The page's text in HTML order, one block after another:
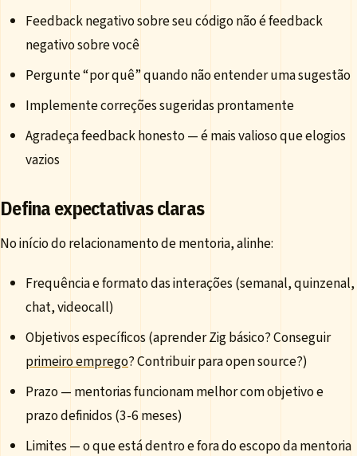
Feedback negativo sobre seu código não é feedback
negativo sobre você
Pergunte “por quê” quando não entender uma sugestão
Implemente correções sugeridas prontamente
Agradeça feedback honesto — é mais valioso que elogios
vazios
Defina expectativas claras
No início do relacionamento de mentoria, alinhe:
Frequência e formato das interações (semanal, quinzenal,
chat, videocall)
Objetivos específicos (aprender Zig básico? Conseguir
primeiro emprego? Contribuir para open source?)
Prazo — mentorias funcionam melhor com objetivo e
prazo definidos (3-6 meses)
Limites — o que está dentro e fora do escopo da mentoria